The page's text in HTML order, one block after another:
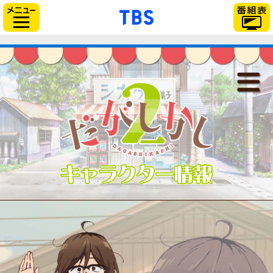
「TBSテレビ」トップ
最新情報
放送情報
スタッフ＆キャスト
あらすじ
登場人物
関連商品
だがしかし2
キャラクタ